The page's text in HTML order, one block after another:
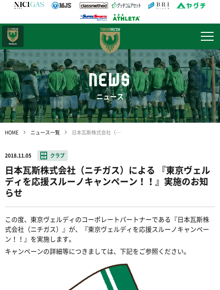
NEWS
ニュース
HOME ニュース一覧 日本瓦斯株式会社（ニチガス）による 『東京ヴェルディを応援スルーノキャンペーン！！』実施のお知らせ
2018.11.05 クラブ
日本瓦斯株式会社（ニチガス）による 『東京ヴェル
ディを応援スルーノキャンペーン！！』実施のお知
らせ
この度、東京ヴェルディのコーポレートパートナーである『日本瓦斯株
式会社（ニチガス）』が、『東京ヴェルディを応援スルーノキャンペー
ン！！』を実施します。
キャンペーンの詳細等につきましては、下記をご参照ください。